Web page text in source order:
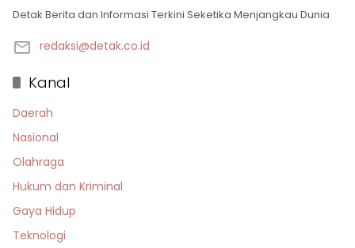
Detak Berita dan Informasi Terkini Seketika Menjangkau Dunia
redaksi@detak.co.id
Kanal
Daerah
Nasional
Olahraga
Hukum dan Kriminal
Gaya Hidup
Teknologi